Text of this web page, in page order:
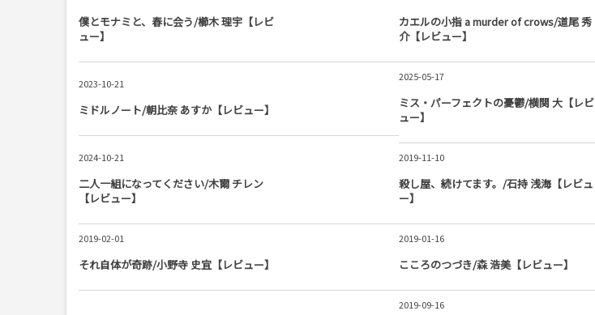
僕とモナミと、春に会う/櫛木 理宇【レビ
ュー】
カエルの小指 a murder of crows/道尾 秀
介【レビュー】
2023-10-21
ミドルノート/朝比奈 あすか【レビュー】
2025-05-17
ミス・パーフェクトの憂鬱/横関 大【レビ
ュー】
2024-10-21
二人一組になってください/木爾 チレン
【レビュー】
2019-11-10
殺し屋、続けてます。/石持 浅海【レビュ
ー】
2019-02-01
それ自体が奇跡/小野寺 史宜【レビュー】
2019-01-16
こころのつづき/森 浩美【レビュー】
2019-09-16